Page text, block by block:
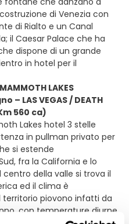
di Venezia con
di Rialto e un Canal
il Caesar Palace che ha
dispone di un grande
in hotel per il
LAKES
– LAS VEGAS / DEATH
560 ca)
Lakes hotel 3 stelle
in pullman privato per
si estende
fra la California e lo
centro della valle si trova il
ed il clima è
piovono infatti da
con temperature diurne